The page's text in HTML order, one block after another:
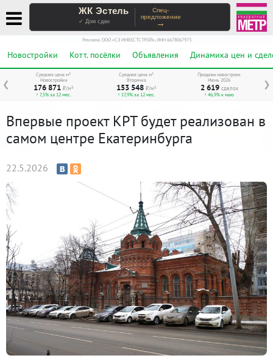
ЖК Эстель
✓ Дом сдан
Спец-
предложение
→
Реклама. ООО «СЗ ИНВЕСТСТРОЙ», ИНН 6678067973
Новостройки Котт. посёлки Объявления Динамика цен и
❮ ❯
Средняя цена м²
Новостройки
176 871 ₽/м²
↑ 7,5% за 12 мес.
Средняя цена м²
Вторичка
153 548 ₽/м²
↑ 17,9% за 12 мес.
Продажи новостроек
Июнь 2026
2 619 сделок
↑ 46,9% к маю
Впервые проект КРТ будет реализован в
самом центре Екатеринбурга
22.5.2026